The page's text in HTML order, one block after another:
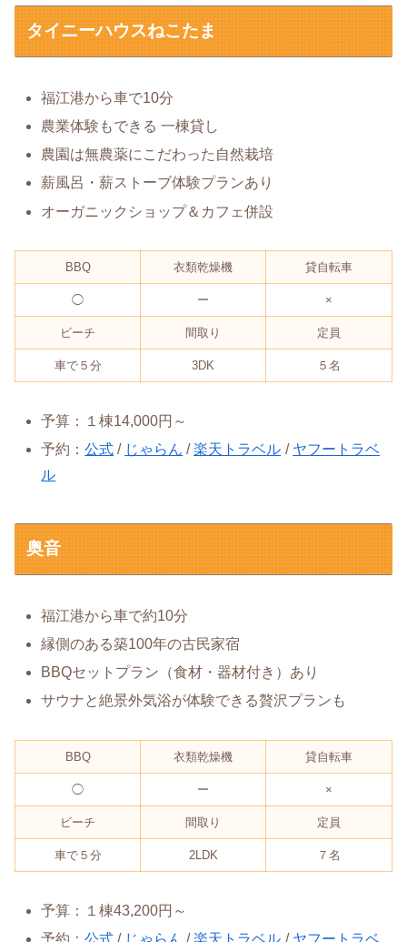
タイニーハウスねこたま
福江港から車で10分
農業体験もできる 一棟貸し
農園は無農薬にこだわった自然栽培
薪風呂・薪ストーブ体験プランあり
オーガニックショップ＆カフェ併設
BBQ 衣類乾燥機 貸自転車
◯ ー ×
ビーチ 間取り 定員
車で５分 3DK ５名
予算：１棟14,000円～
予約：公式 / じゃらん /楽天トラベル / ヤフートラベ
ル
奥音
福江港から車で約10分
縁側のある築100年の古民家宿
BBQセットプラン（食材・器材付き）あり
サウナと絶景外気浴が体験できる贅沢プランも
BBQ 衣類乾燥機 貸自転車
◯ ー ×
ビーチ 間取り 定員
車で５分 2LDK ７名
予算：１棟43,200円～
予約：公式 / じゃらん /楽天トラベル / ヤフートラベ